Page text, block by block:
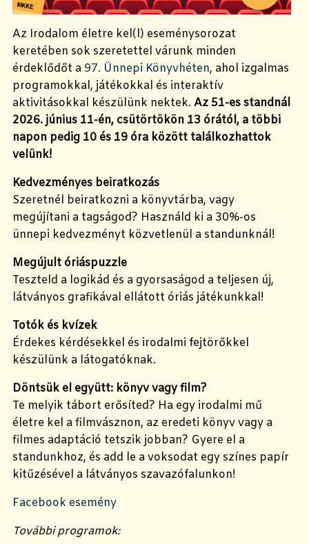
Az Irodalom életre kel(l) eseménysorozat
keretében sok szeretettel várunk minden
érdeklődőt a 97. Ünnepi Könyvhéten, ahol izgalmas
programokkal, játékokkal és interaktív
aktivitásokkal készülünk nektek. Az 51-es standnál
2026. június 11-én, csütörtökön 13 órától, a többi
napon pedig 10 és 19 óra között találkozhattok
velünk!
Kedvezményes beiratkozás
Szeretnél beiratkozni a könyvtárba, vagy
megújítani a tagságod? Használd ki a 30%-os
ünnepi kedvezményt közvetlenül a standunknál!
Megújult óriáspuzzle
Teszteld a logikád és a gyorsaságod a teljesen új,
látványos grafikával ellátott óriás játékunkkal!
Totók és kvízek
Érdekes kérdésekkel és irodalmi fejtörőkkel
készülünk a látogatóknak.
Döntsük el együtt: könyv vagy film?
Te melyik tábort erősíted? Ha egy irodalmi mű
életre kel a filmvásznon, az eredeti könyv vagy a
filmes adaptáció tetszik jobban? Gyere el a
standunkhoz, és add le a voksodat egy színes papír
kitűzésével a látványos szavazófalunkon!
Facebook esemény
További programok: